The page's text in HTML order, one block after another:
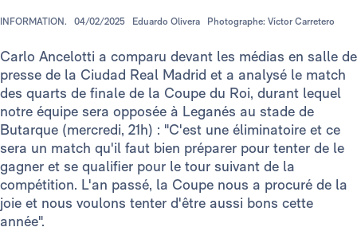
INFORMATION. 04/02/2025 Eduardo Olivera Photographe: Víctor Carretero
Carlo Ancelotti a comparu devant les médias en salle de
presse de la Ciudad Real Madrid et a analysé le match
des quarts de finale de la Coupe du Roi, durant lequel
notre équipe sera opposée à Leganés au stade de
Butarque (mercredi, 21h) : "C'est une éliminatoire et ce
sera un match qu'il faut bien préparer pour tenter de le
gagner et se qualifier pour le tour suivant de la
compétition. L'an passé, la Coupe nous a procuré de la
joie et nous voulons tenter d'être aussi bons cette
année".